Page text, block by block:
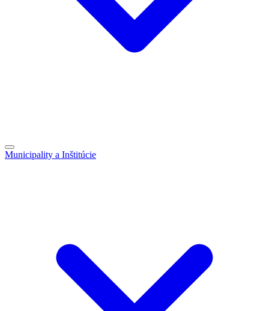
Municipality a Inštitúcie